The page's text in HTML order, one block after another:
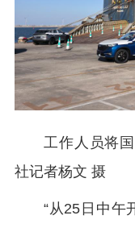
工作人员将
社记者杨文 摄
“从25日中午